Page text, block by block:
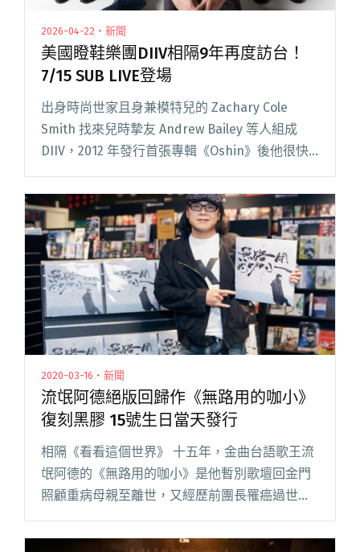
2026-04-22・新聞
美國瞪鞋樂團DIIV相隔9年再度訪台！
7/15 SUB LIVE登場
出身時尚世家且身兼模特兒的 Zachary Cole
Smith 找來兒時摯友 Andrew Bailey 等人組成
DIIV，2012 年發行首張專輯《Oshin》後他很快
熱愛瞪鞋、後龐克、德國泡閱讀全文 "美國瞪鞋
樂團DIIV相隔9年再度訪台！7/15 SUB LIVE登場"
2020-03-16・新聞
流氓阿德絕版回歸作《無路用的咖小》
復刻黑膠 15號生日當天發行
相隔《看看這個世界》 十五年，金曲台語歌王流
氓阿德的《無路用的咖小》是他暫別歌壇回金門
照顧重病母親至離世，又經歷前團長罹癌過世之
後的回歸力作。最初於 2015 年由紫米音樂首發
CD，如今已在市面絕版，成為珍稀的實體，如今